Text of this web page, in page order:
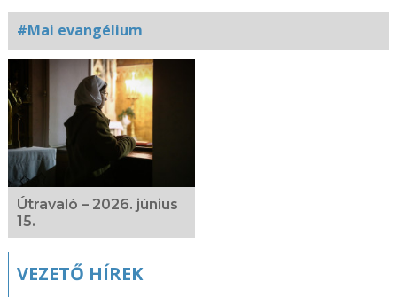
#Mai evangélium
Kapcsolódó
fotógaléria
Útravaló – 2026. június
15.
VEZETŐ HÍREK